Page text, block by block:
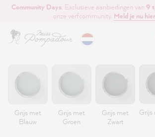
hoofdinhoud
Community Days: Exclusieve aanbiedingen van 9
onze verfcommunity. Meld je nu
Grijs met
Blauw
Grijs met
Groen
Grijs met
Zwart
Grijs